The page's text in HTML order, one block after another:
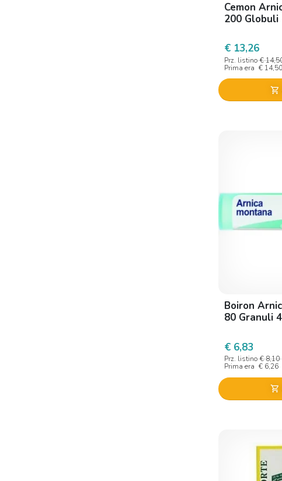
Cemon
200 Globuli
€ 13,26
Prz. listino €
Prima era € 14,50
shopping_cart
Boiron
80 Granuli
€ 6,83
Prz. listino € 8,10
Prima era € 6,26
shopping_cart